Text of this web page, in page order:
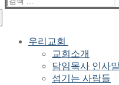
색
우리교회
교회소개
담임목사 인사
섬기는 사람들